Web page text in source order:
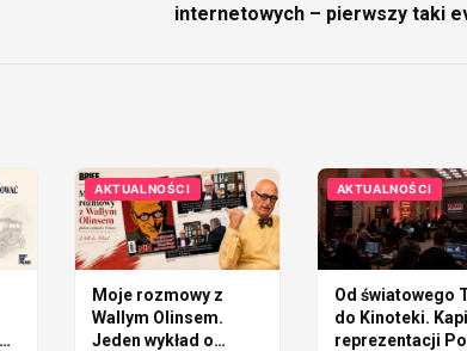
internetowych – pierwszy taki
AKTUALNOŚCI
Moje rozmowy z
Wallym Olinsem.
Jeden wykład o
AKTUALNOŚCI
Od światowego
do Kinoteki.
reprezentacji